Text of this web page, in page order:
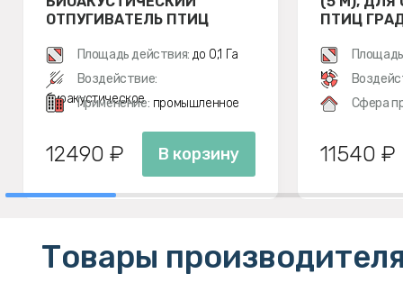
ОТПУГИВАТЕЛЬ ПТИЦ
Площадь действия: до 0,1 Га
Воздействие:
биоакустическое
Применение: промышленное
12490 ₽ В корзину
ПТИЦ ГРАД
м²
Сфера
11540 ₽
Товары